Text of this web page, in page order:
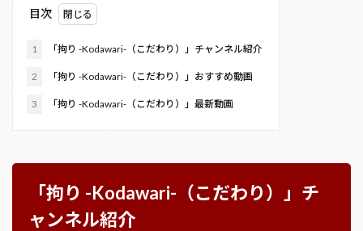
目次
1 「拘り -Kodawari-（こだわり）」チャンネル紹介
2 「拘り -Kodawari-（こだわり）」おすすめ動画
3 「拘り -Kodawari-（こだわり）」最新動画
「拘り -Kodawari-（こだわり）」チ
ャンネル紹介